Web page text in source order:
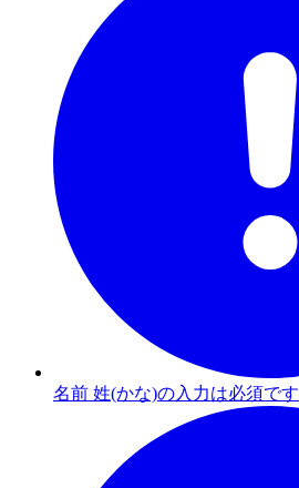
名前 姓(かな)の入力は必須です